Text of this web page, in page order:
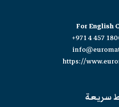
For English
+971 4 457
https://
سريعة